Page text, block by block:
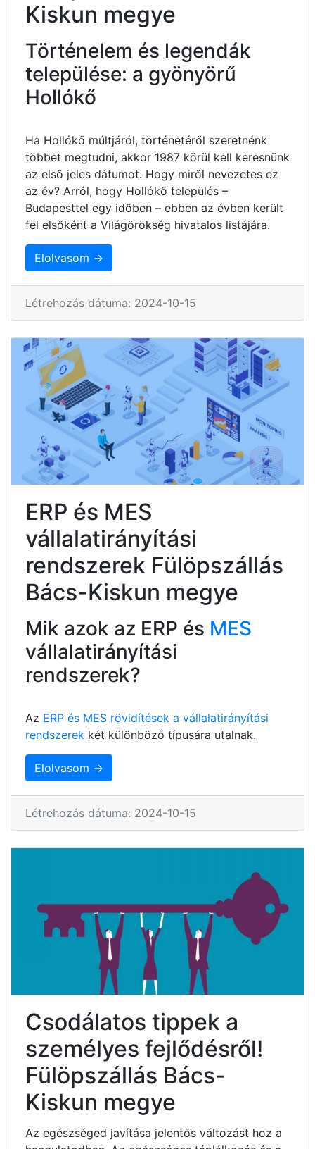
Kiskun megye
Történelem és legendák
települése: a gyönyörű
Hollókő
Ha Hollókő múltjáról, történetéről szeretnénk
többet megtudni, akkor 1987 körül kell keresnünk
az első jeles dátumot. Hogy miről nevezetes ez
az év? Arról, hogy Hollókő település –
Budapesttel egy időben – ebben az évben került
fel elsőként a Világörökség hivatalos listájára.
Elolvasom →
Létrehozás dátuma: 2024-10-15
ERP és MES
vállalatirányítási
rendszerek Fülöpszállás
Bács-Kiskun megye
Mik azok az ERP és MES
vállalatirányítási
rendszerek?
Az ERP és MES rövidítések a vállalatirányítási
rendszerek két különböző típusára utalnak.
Elolvasom →
Létrehozás dátuma: 2024-10-15
Csodálatos tippek a
személyes fejlődésről!
Fülöpszállás Bács-
Kiskun megye
Az egészséged javítása jelentős változást hoz a